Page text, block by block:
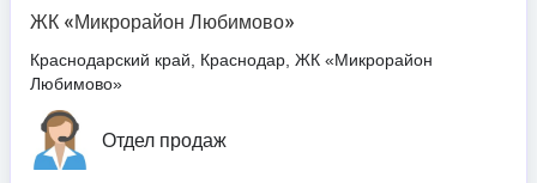
ЖК «Микрорайон Любимово»
Краснодарский край, Краснодар, ЖК «Микрорайон
Любимово»
Отдел продаж